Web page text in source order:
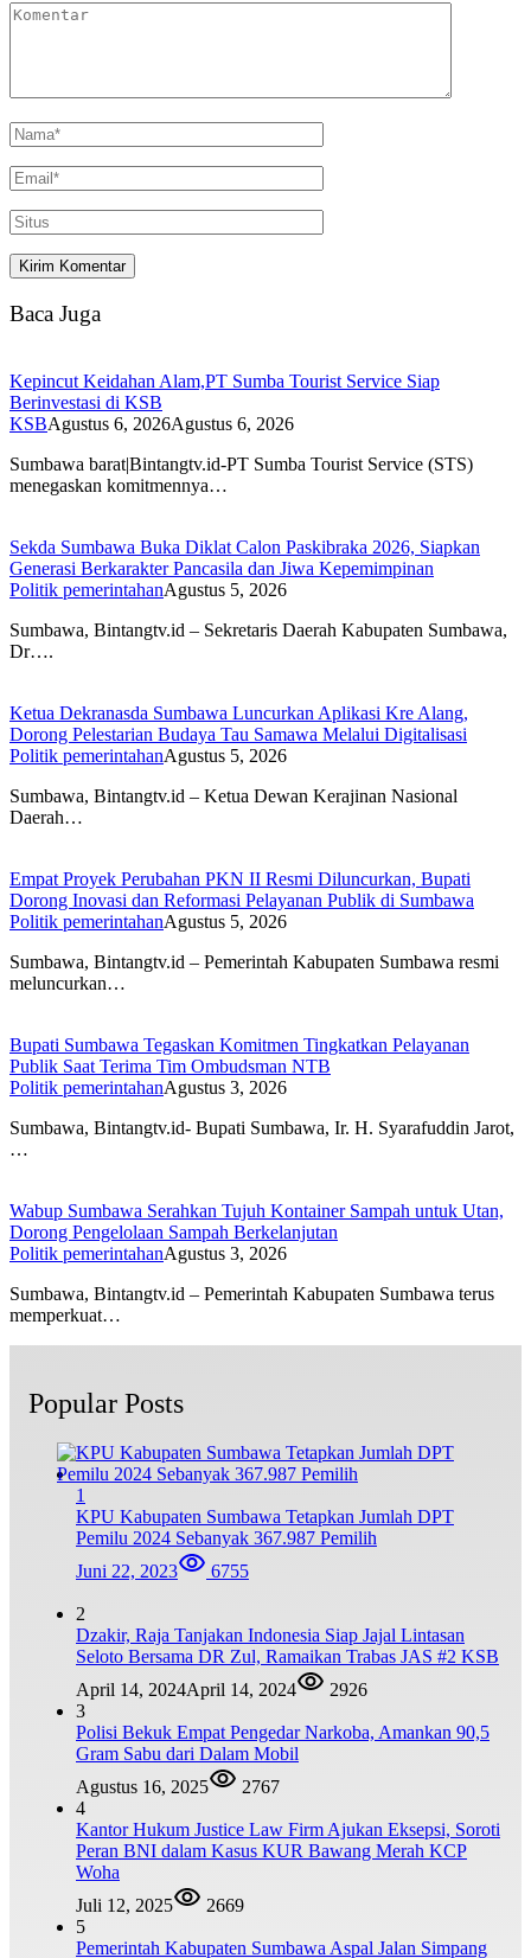
Baca Juga
Kepincut Keidahan Alam,PT Sumba Tourist Service Siap
Berinvestasi di KSB
KSBAgustus 6, 2026Agustus 6, 2026
Sumbawa barat|Bintangtv.id-PT Sumba Tourist Service (STS)
menegaskan komitmennya…
Sekda Sumbawa Buka Diklat Calon Paskibraka 2026, Siapkan
Generasi Berkarakter Pancasila dan Jiwa Kepemimpinan
Politik pemerintahanAgustus 5, 2026
Sumbawa, Bintangtv.id – Sekretaris Daerah Kabupaten Sumbawa,
Dr….
Ketua Dekranasda Sumbawa Luncurkan Aplikasi Kre Alang,
Dorong Pelestarian Budaya Tau Samawa Melalui Digitalisasi
Politik pemerintahanAgustus 5, 2026
Sumbawa, Bintangtv.id – Ketua Dewan Kerajinan Nasional
Daerah…
Empat Proyek Perubahan PKN II Resmi Diluncurkan, Bupati
Dorong Inovasi dan Reformasi Pelayanan Publik di Sumbawa
Politik pemerintahanAgustus 5, 2026
Sumbawa, Bintangtv.id – Pemerintah Kabupaten Sumbawa resmi
meluncurkan…
Bupati Sumbawa Tegaskan Komitmen Tingkatkan Pelayanan
Publik Saat Terima Tim Ombudsman NTB
Politik pemerintahanAgustus 3, 2026
Sumbawa, Bintangtv.id- Bupati Sumbawa, Ir. H. Syarafuddin Jarot,
…
Wabup Sumbawa Serahkan Tujuh Kontainer Sampah untuk Utan,
Dorong Pengelolaan Sampah Berkelanjutan
Politik pemerintahanAgustus 3, 2026
Sumbawa, Bintangtv.id – Pemerintah Kabupaten Sumbawa terus
memperkuat…
Popular Posts
1
KPU Kabupaten Sumbawa Tetapkan Jumlah DPT
Pemilu 2024 Sebanyak 367.987 Pemilih
Juni 22, 2023
6755
2
Dzakir, Raja Tanjakan Indonesia Siap Jajal Lintasan
Seloto Bersama DR Zul, Ramaikan Trabas JAS #2 KSB
April 14, 2024April 14, 2024
2926
3
Polisi Bekuk Empat Pengedar Narkoba, Amankan 90,5
Gram Sabu dari Dalam Mobil
Agustus 16, 2025
2767
4
Kantor Hukum Justice Law Firm Ajukan Eksepsi, Soroti
Peran BNI dalam Kasus KUR Bawang Merah KCP
Woha
Juli 12, 2025
2669
5
Pemerintah Kabupaten Sumbawa Aspal Jalan Simpang